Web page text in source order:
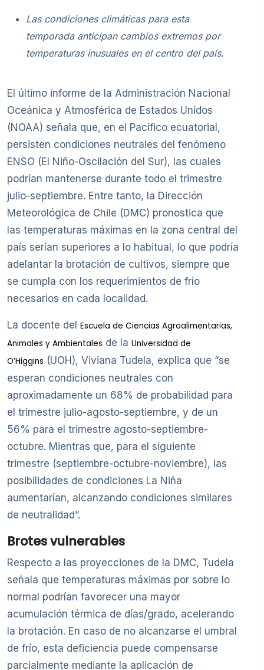
Las condiciones climáticas para esta
temporada anticipan cambios extremos por
temperaturas inusuales en el centro del país.
El último informe de la Administración Nacional
Oceánica y Atmosférica de Estados Unidos
(NOAA) señala que, en el Pacífico ecuatorial,
persisten condiciones neutrales del fenómeno
ENSO (El Niño-Oscilación del Sur), las cuales
podrían mantenerse durante todo el trimestre
julio-septiembre. Entre tanto, la Dirección
Meteorológica de Chile (DMC) pronostica que
las temperaturas máximas en la zona central del
país serían superiores a lo habitual, lo que podría
adelantar la brotación de cultivos, siempre que
se cumpla con los requerimientos de frío
necesarios en cada localidad.
La docente del Escuela de Ciencias Agroalimentarias,
Animales y Ambientales de la Universidad de
O’Higgins (UOH), Viviana Tudela, explica que “se
esperan condiciones neutrales con
aproximadamente un 68% de probabilidad para
el trimestre julio-agosto-septiembre, y de un
56% para el trimestre agosto-septiembre-
octubre. Mientras que, para el siguiente
trimestre (septiembre-octubre-noviembre), las
posibilidades de condiciones La Niña
aumentarían, alcanzando condiciones similares
de neutralidad”.
Brotes vulnerables
Respecto a las proyecciones de la DMC, Tudela
señala que temperaturas máximas por sobre lo
normal podrían favorecer una mayor
acumulación térmica de días/grado, acelerando
la brotación. En caso de no alcanzarse el umbral
de frío, esta deficiencia puede compensarse
parcialmente mediante la aplicación de